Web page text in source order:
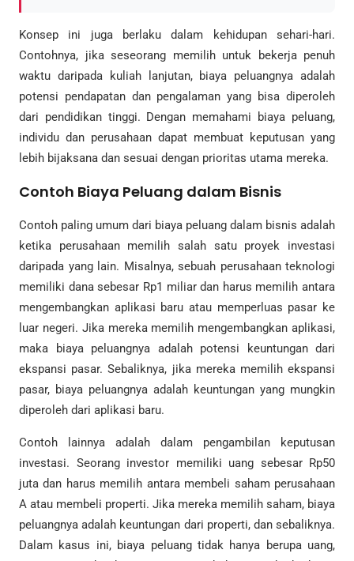
Konsep ini juga berlaku dalam kehidupan sehari-hari.
Contohnya, jika seseorang memilih untuk bekerja penuh
waktu daripada kuliah lanjutan, biaya peluangnya adalah
potensi pendapatan dan pengalaman yang bisa diperoleh
dari pendidikan tinggi. Dengan memahami biaya peluang,
individu dan perusahaan dapat membuat keputusan yang
lebih bijaksana dan sesuai dengan prioritas utama mereka.
Contoh Biaya Peluang dalam Bisnis
Contoh paling umum dari biaya peluang dalam bisnis adalah
ketika perusahaan memilih salah satu proyek investasi
daripada yang lain. Misalnya, sebuah perusahaan teknologi
memiliki dana sebesar Rp1 miliar dan harus memilih antara
mengembangkan aplikasi baru atau memperluas pasar ke
luar negeri. Jika mereka memilih mengembangkan aplikasi,
maka biaya peluangnya adalah potensi keuntungan dari
ekspansi pasar. Sebaliknya, jika mereka memilih ekspansi
pasar, biaya peluangnya adalah keuntungan yang mungkin
diperoleh dari aplikasi baru.
Contoh lainnya adalah dalam pengambilan keputusan
investasi. Seorang investor memiliki uang sebesar Rp50
juta dan harus memilih antara membeli saham perusahaan
A atau membeli properti. Jika mereka memilih saham, biaya
peluangnya adalah keuntungan dari properti, dan sebaliknya.
Dalam kasus ini, biaya peluang tidak hanya berupa uang,